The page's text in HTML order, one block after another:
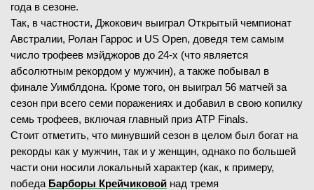
года в сезоне.
Так, в частности, Джокович выиграл Открытый чемпионат
Австралии, Ролан Гаррос и US Open, доведя тем самым
число трофеев мэйджоров до 24-х (что является
абсолютным рекордом у мужчин), а также побывал в
финале Уимблдона. Кроме того, он выиграл 56 матчей за
сезон при всего семи поражениях и добавил в свою копилку
семь трофеев, включая главный приз ATP Finals.
Стоит отметить, что минувший сезон в целом был богат на
рекорды как у мужчин, так и у женщин, однако по большей
части они носили локальный характер (как, к примеру,
победа Барборы Крейчиковой над тремя